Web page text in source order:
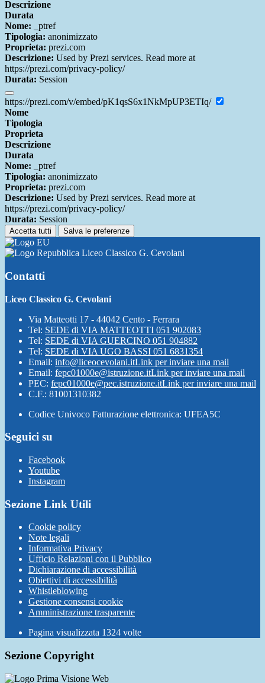
Descrizione
Durata
Nome: _ptref
Tipologia: anonimizzato
Proprieta: prezi.com
Descrizione: Used by Prezi services. Read more at
https://prezi.com/privacy-policy/
Durata: Session
https://prezi.com/v/embed/pK1qsS6x1NkMpUP3ETIq/
Nome
Tipologia
Proprieta
Descrizione
Durata
Nome: _ptref
Tipologia: anonimizzato
Proprieta: prezi.com
Descrizione: Used by Prezi services. Read more at
https://prezi.com/privacy-policy/
Durata: Session
Accetta tutti Salva le preferenze
Liceo Classico G. Cevolani
Contatti
Liceo Classico G. Cevolani
Via Matteotti 17 - 44042 Cento - Ferrara
Tel: SEDE di VIA MATTEOTTI 051 902083
Tel: SEDE di VIA GUERCINO 051 904882
Tel: SEDE di VIA UGO BASSI 051 6831354
Email: info@liceocevolani.itLink per inviare una mail
Email: fepc01000e@istruzione.itLink per inviare una mail
PEC: fepc01000e@pec.istruzione.itLink per inviare una mail
C.F.: 81001310382
Codice Univoco Fatturazione elettronica: UFEA5C
Seguici su
Facebook
Youtube
Instagram
Sezione Link Utili
Cookie policy
Note legali
Informativa Privacy
Ufficio Relazioni con il Pubblico
Dichiarazione di accessibilità
Obiettivi di accessibilità
Whistleblowing
Gestione consensi cookie
Amministrazione trasparente
Pagina visualizzata 1324 volte
Sezione Copyright